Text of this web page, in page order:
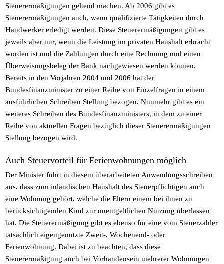
Steuerermäßigungen geltend machen. Ab 2006 gibt es
Steuerermäßigungen auch, wenn qualifizierte Tätigkeiten durch
Handwerker erledigt werden. Diese Steuerermäßigungen gibt es
jeweils aber nur, wenn die Leistung im privaten Haushalt erbracht
worden ist und die Zahlungen durch eine Rechnung und einen
Überweisungsbeleg der Bank nachgewiesen werden können.
Bereits in den Vorjahren 2004 und 2006 hat der
Bundesfinanzminister zu einer Reihe von Einzelfragen in einem
ausführlichen Schreiben Stellung bezogen. Nunmehr gibt es ein
weiteres Schreiben des Bundesfinanzministers, in dem zu einer
Reihe von aktuellen Fragen bezüglich dieser Steuerermäßigungen
Stellung bezogen wird.
Auch Steuervorteil für Ferienwohnungen möglich
Der Minister führt in diesem überarbeiteten Anwendungsschreiben
aus, dass zum inländischen Haushalt des Steuerpflichtigen auch
eine Wohnung gehört, welche die Eltern einem bei ihnen zu
berücksichtigenden Kind zur unentgeltlichen Nutzung überlassen
hat. Die Steuerermäßigung gibt es ebenso für eine vom Steuerzahler
tatsächlich eigengenutzte Zweit-, Wochenend- oder
Ferienwohnung. Dabei ist zu beachten, dass diese
Steuerermäßigung auch bei Vorhandensein mehrerer Wohnungen